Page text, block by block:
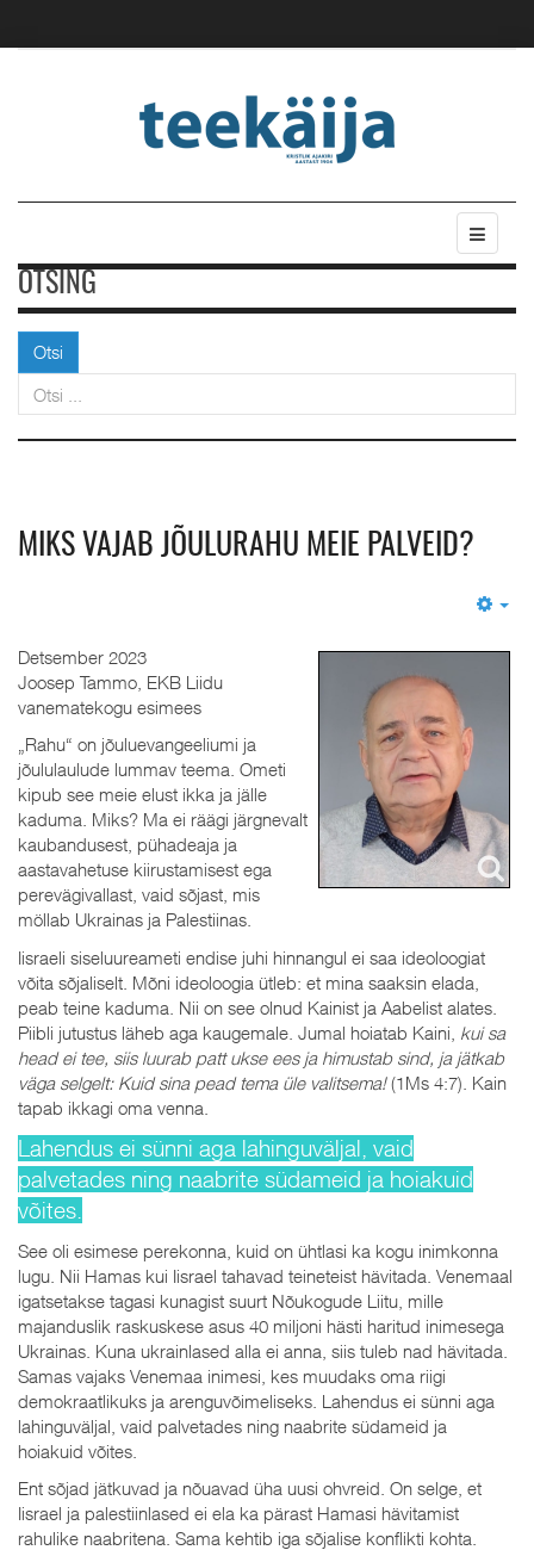
OTSING
Otsi
MIKS VAJAB JÕULURAHU MEIE PALVEID?
Detsember 2023
Joosep Tammo, EKB Liidu
vanematekogu esimees
„Rahu“ on jõuluevangeeliumi ja
jõululaulude lummav teema. Ometi
kipub see meie elust ikka ja jälle
kaduma. Miks? Ma ei räägi järgnevalt
kaubandusest, pühadeaja ja
aastavahetuse kiirustamisest ega
perevägivallast, vaid sõjast, mis
möllab Ukrainas ja Palestiinas.
Iisraeli siseluureameti endise juhi hinnangul ei saa ideoloogiat
võita sõjaliselt. Mõni ideoloogia ütleb: et mina saaksin elada,
peab teine kaduma. Nii on see olnud Kainist ja Aabelist alates.
Piibli jutustus läheb aga kaugemale. Jumal hoiatab Kaini, kui sa
head ei tee, siis luurab patt ukse ees ja himustab sind, ja jätkab
väga selgelt: Kuid sina pead tema üle valitsema!(1Ms 4:7). Kain
tapab ikkagi oma venna.
Lahendus ei sünni aga lahinguväljal, vaid
palvetades ning naabrite südameid ja hoiakuid
võites.
See oli esimese perekonna, kuid on ühtlasi ka kogu inimkonna
lugu. Nii Hamas kui Iisrael tahavad teineteist hävitada. Venemaal
igatsetakse tagasi kunagist suurt Nõukogude Liitu, mille
majanduslik raskuskese asus 40 miljoni hästi haritud inimesega
Ukrainas. Kuna ukrainlased alla ei anna, siis tuleb nad hävitada.
Samas vajaks Venemaa inimesi, kes muudaks oma riigi
demokraatlikuks ja arenguvõimeliseks. Lahendus ei sünni aga
lahinguväljal, vaid palvetades ning naabrite südameid ja
hoiakuid võites.
Ent sõjad jätkuvad ja nõuavad üha uusi ohvreid. On selge, et
Iisrael ja palestiinlased ei ela ka pärast Hamasi hävitamist
rahulike naabritena. Sama kehtib iga sõjalise konflikti kohta.